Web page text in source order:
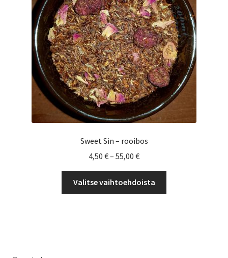
tuotteen
sivulla.
Sweet Sin – rooibos
4,50 €– 55,00 €Hintaluokka:
4,50 €
-
55,00 €
Valitse vaihtoehdoista